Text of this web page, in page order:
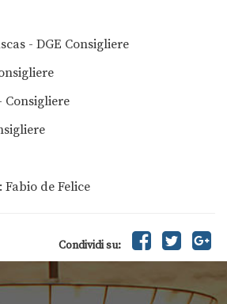
- DGE Consigliere
Consigliere
Fabio de Felice
Condividi su: